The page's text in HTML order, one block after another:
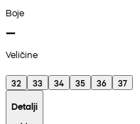
Boje
Veličine
32 33 34 35 36
37
Detalji